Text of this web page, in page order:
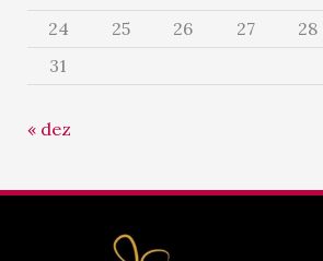
24
25 26 27 28
31
« dez